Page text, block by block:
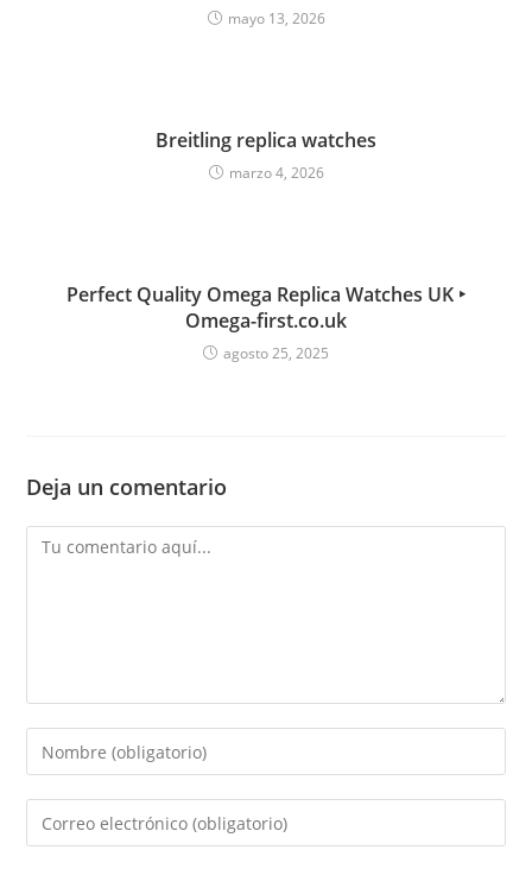
mayo 13, 2026
Breitling replica watches
marzo 4, 2026
Perfect Quality Omega Replica Watches UK ‣
Omega-first.co.uk
agosto 25, 2025
Deja un comentario